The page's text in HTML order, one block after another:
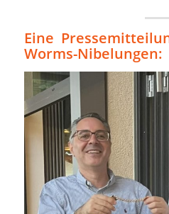
Eine
Worms-Nibelungen: